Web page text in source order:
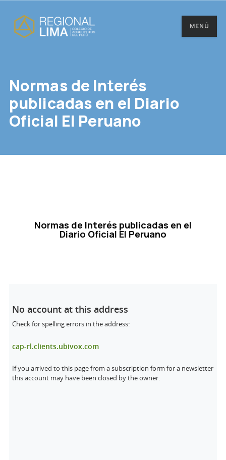
MENÚ
Normas de Interés
publicadas en el Diario
Oficial El Peruano
Normas de Interés publicadas en el
Diario Oficial El Peruano